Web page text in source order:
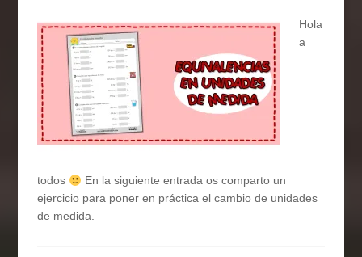
Hola
a
todos
En la siguiente entrada os comparto un
ejercicio para poner en práctica el cambio de unidades
de medida.